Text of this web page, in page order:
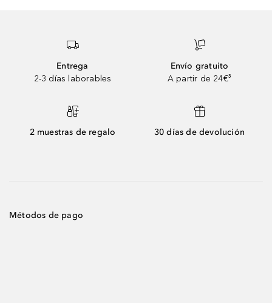
Entrega
2-3 días laborables
Envío gratuito
A partir de 24€³
2 muestras de regalo 30 días de devolución
Métodos de pago